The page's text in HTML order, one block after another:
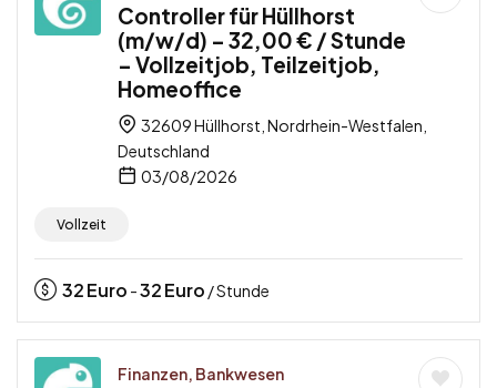
Controller für Hüllhorst
(m/w/d) – 32,00 € / Stunde
– Vollzeitjob, Teilzeitjob,
Homeoffice
32609 Hüllhorst, Nordrhein-Westfalen,
Deutschland
03/08/2026
Vollzeit
32Euro -32Euro / Stunde
Finanzen, Bankwesen